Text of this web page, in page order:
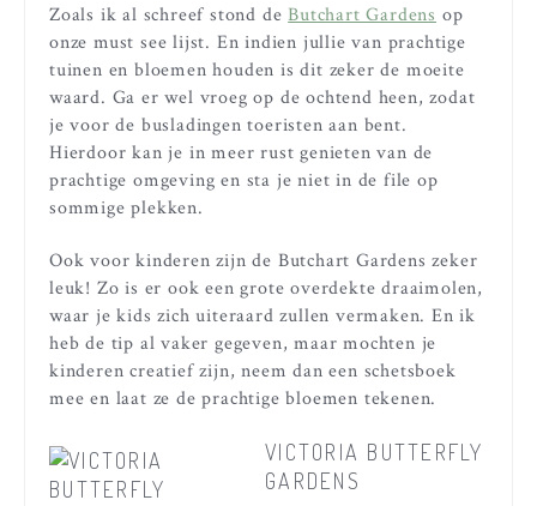
Zoals ik al schreef stond de Butchart Gardens op
onze must see lijst. En indien jullie van prachtige
tuinen en bloemen houden is dit zeker de moeite
waard. Ga er wel vroeg op de ochtend heen, zodat
je voor de busladingen toeristen aan bent.
Hierdoor kan je in meer rust genieten van de
prachtige omgeving en sta je niet in de file op
sommige plekken.
Ook voor kinderen zijn de Butchart Gardens zeker
leuk! Zo is er ook een grote overdekte draaimolen,
waar je kids zich uiteraard zullen vermaken. En ik
heb de tip al vaker gegeven, maar mochten je
kinderen creatief zijn, neem dan een schetsboek
mee en laat ze de prachtige bloemen tekenen.
VICTORIA BUTTERFLY
GARDENS